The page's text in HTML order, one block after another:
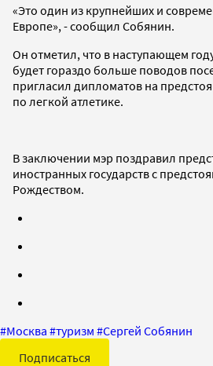
«Это один из крупнейших и
Европе», - сообщил Собянин.
Он отметил, что в наступающем
будет гораздо больше поводов
пригласил дипломатов на
по легкой атлетике.
В заключении мэр поздравил
иностранных государств с
Рождеством.
#Москва #туризм #Сергей Собянин
Подписаться